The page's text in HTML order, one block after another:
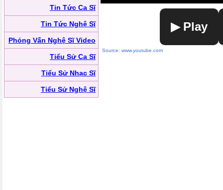
Tin Tức Ca Sĩ
Tin Tức Nghệ Sĩ
Phỏng Vấn Nghệ Sĩ Video
Tiểu Sử Ca Sĩ
Tiểu Sử Nhạc Sĩ
Tiểu Sử Nghệ Sĩ
▶ Play
Source: www.youtube.com